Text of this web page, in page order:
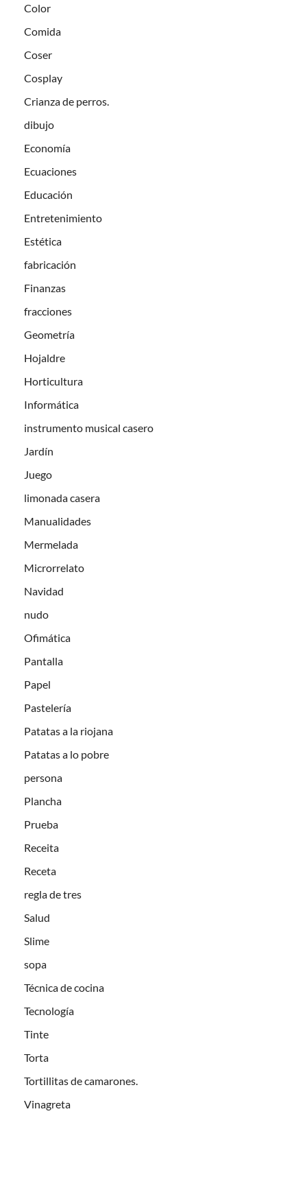
Color
Comida
Coser
Cosplay
Crianza de perros.
dibujo
Economía
Ecuaciones
Educación
Entretenimiento
Estética
fabricación
Finanzas
fracciones
Geometría
Hojaldre
Horticultura
Informática
instrumento musical casero
Jardín
Juego
limonada casera
Manualidades
Mermelada
Microrrelato
Navidad
nudo
Ofimática
Pantalla
Papel
Pastelería
Patatas a la riojana
Patatas a lo pobre
persona
Plancha
Prueba
Receita
Receta
regla de tres
Salud
Slime
sopa
Técnica de cocina
Tecnología
Tinte
Torta
Tortillitas de camarones.
Vinagreta